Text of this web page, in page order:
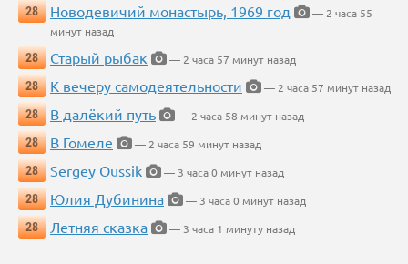
28
Новодевичий монастырь, 1969 год
— 2 часа 55
минут назад
28
Старый рыбак
— 2 часа 57 минут назад
28
К вечеру самодеятельности
— 2 часа 57 минут назад
28
В далёкий путь
— 2 часа 58 минут назад
28
В Гомеле
— 2 часа 59 минут назад
28
Sergey Oussik
— 3 часа 0 минут назад
28
Юлия Дубинина
— 3 часа 0 минут назад
28
Летняя сказка — 3 часа 1 минуту назад